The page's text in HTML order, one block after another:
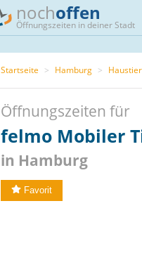
nochoffen
Öffnungszeiten in deiner Stadt
Startseite > Hamburg >
Öffnungszeiten für
felmo Mobiler
in Hamburg
Favorit